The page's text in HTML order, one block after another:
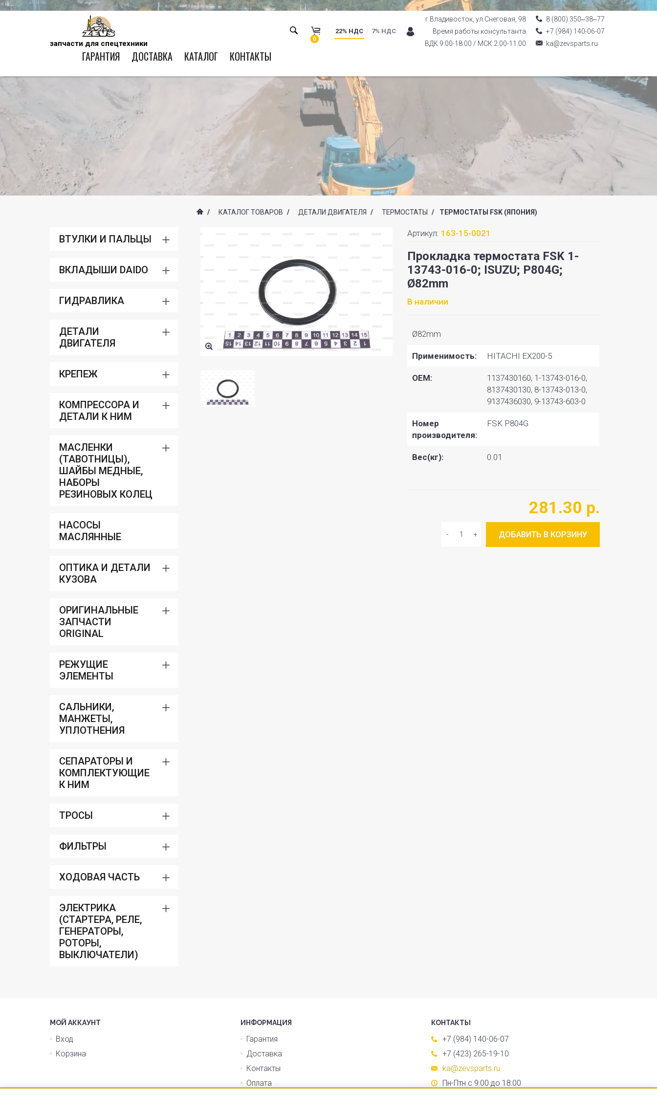
г.Владивосток, ул.Снеговая, 98
Время работы консультанта
ВДК 9:00-18:00 / МСК 2:00-11:00
8 (800) 350‒38‒77
+7 (984) 140-06-07
ka@zevsparts.ru
22% НДС 7% НДС
0
запчасти для спецтехники
ГАРАНТИЯ ДОСТАВКА КАТАЛОГ КОНТАКТЫ
ВТУЛКИ И ПАЛЬЦЫ
ВКЛАДЫШИ DAIDO
ГИДРАВЛИКА
ДЕТАЛИ
ДВИГАТЕЛЯ
КРЕПЕЖ
КОМПРЕССОРА И
ДЕТАЛИ К НИМ
МАСЛЕНКИ
(ТАВОТНИЦЫ),
ШАЙБЫ МЕДНЫЕ,
НАБОРЫ
РЕЗИНОВЫХ КОЛЕЦ
НАСОСЫ
МАСЛЯННЫЕ
ОПТИКА И ДЕТАЛИ
КУЗОВА
ОРИГИНАЛЬНЫЕ
ЗАПЧАСТИ
ORIGINAL
РЕЖУЩИЕ
ЭЛЕМЕНТЫ
САЛЬНИКИ,
МАНЖЕТЫ,
УПЛОТНЕНИЯ
СЕПАРАТОРЫ И
КОМПЛЕКТУЮЩИЕ
К НИМ
ТРОСЫ
ФИЛЬТРЫ
ХОДОВАЯ ЧАСТЬ
ЭЛЕКТРИКА
(СТАРТЕРА, РЕЛЕ,
ГЕНЕРАТОРЫ,
РОТОРЫ,
ВЫКЛЮЧАТЕЛИ)
/ КАТАЛОГ ТОВАРОВ / ДЕТАЛИ ДВИГАТЕЛЯ / ТЕРМОСТАТЫ / ТЕРМОСТАТЫ FSK (ЯПОНИЯ)
Артикул: 163-15-0021
Прокладка термостата FSK 1-
13743-016-0; ISUZU; P804G;
Ø82mm
В наличии
Ø82mm
Применимость: HITACHI EX200-5
OEM:
1137430160, 1-13743-016-0,
8137430130, 8-13743-013-0,
9137436030, 9-13743-603-0
Номер
производителя:
FSK P804G
Вес(кг): 0.01
281.30 р.
ДОБАВИТЬ В КОРЗИНУ
МОЙ АККАУНТ
Вход
Корзина
ИНФОРМАЦИЯ
Гарантия
Доставка
Контакты
Оплата
КОНТАКТЫ
+7 (984) 140-06-07
+7 (423) 265-19-10
ka@zevsparts.ru
Пн-Птн с 9:00 до 18:00